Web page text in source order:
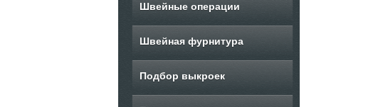
Швейные операции
Швейная фурнитура
Подбор выкроек